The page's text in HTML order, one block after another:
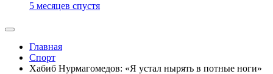
5 месяцев спустя
Главная
Спорт
Хабиб Нурмагомедов: «Я устал нырять в потные ноги»